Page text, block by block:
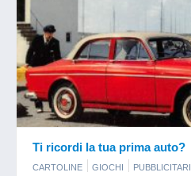
Ti ricordi la tua prima auto?
CARTOLINE GIOCHI PUBBLICITARI